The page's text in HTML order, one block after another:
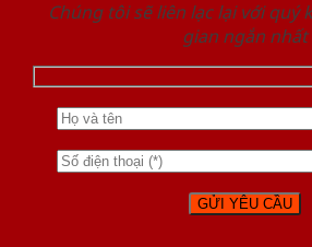
Chúng tôi sẽ liên lạc lại với quý
gian ngắn nhất